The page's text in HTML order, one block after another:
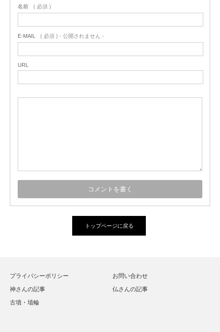
名前 ( 必須 )
E-MAIL ( 必須 ) - 公開されません -
URL
トップページに戻る
プライバシーポリシー
お問い合わせ
神さんの記事
仏さんの記事
古墳・埴輪